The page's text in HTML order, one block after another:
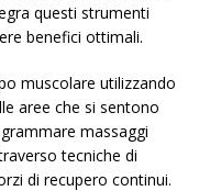
questi strumenti
benefici ottimali.
muscolare utilizzando
aree che si sentono
massaggi
tecniche di
di recupero continui.